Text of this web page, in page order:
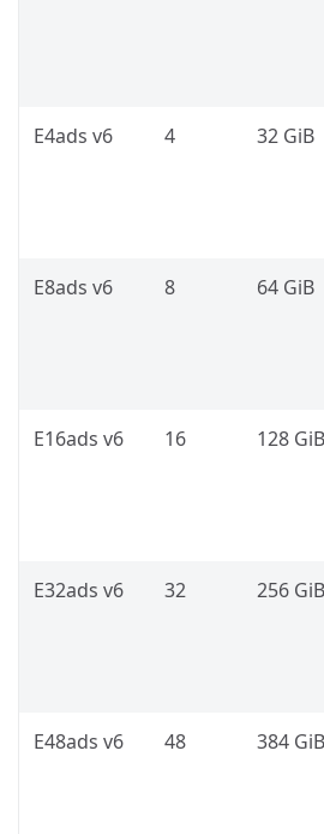
E4ads v6 4 32 GiB
E8ads v6 8 64 GiB
E16ads v6 16 128 GiB
E32ads v6 32 256 GiB
E48ads v6 48 384 GiB